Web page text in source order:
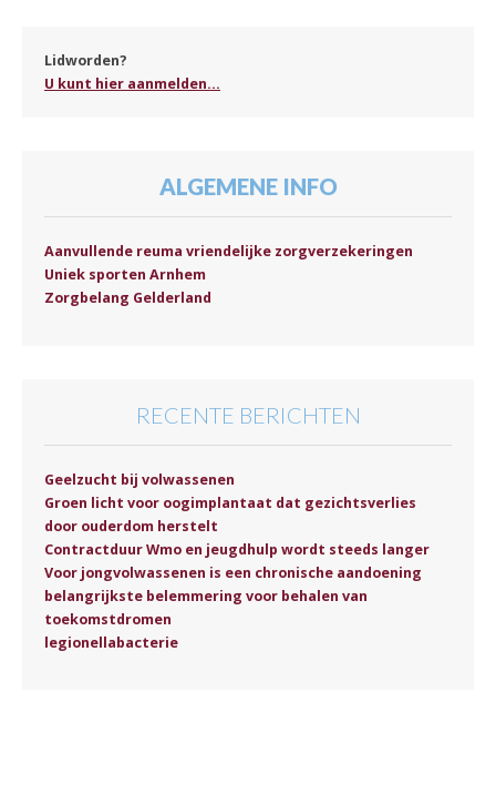
Lidworden?
U kunt hier aanmelden...
ALGEMENE INFO
Aanvullende reuma vriendelijke zorgverzekeringen
Uniek sporten Arnhem
Zorgbelang Gelderland
RECENTE BERICHTEN
Geelzucht bij volwassenen
Groen licht voor oogimplantaat dat gezichtsverlies
door ouderdom herstelt
Contractduur Wmo en jeugdhulp wordt steeds langer
Voor jongvolwassenen is een chronische aandoening
belangrijkste belemmering voor behalen van
toekomstdromen
legionellabacterie